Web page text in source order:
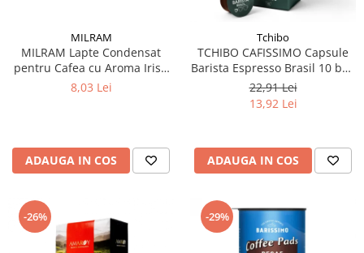
MILRAM
MILRAM Lapte Condensat
pentru Cafea cu Aroma Irish
Cream 10x14g
8,03 Lei
ADAUGA IN COS
Tchibo
TCHIBO CAFISSIMO Capsule
Barista Espresso Brasil 10 buc
80g (27.10.2026)
22,91 Lei
13,92 Lei
ADAUGA IN COS
-26% -29%